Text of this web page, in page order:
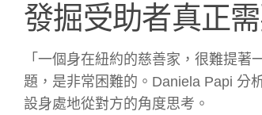
發掘受助者真正
「一個身在紐約的慈善家，很難提
題，是非常困難的。Daniela Papi 分
設身處地從對方的角度思考。